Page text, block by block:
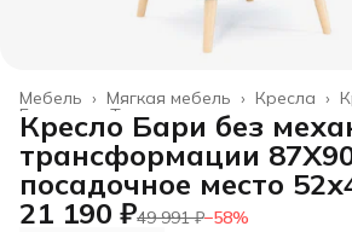
Кресла ›
Мягкая мебель ›
Мебель ›
Товары для дома
Главная
Кресло Бари без
трансформации
посадочное место
21 190 ₽49 991 ₽−58%